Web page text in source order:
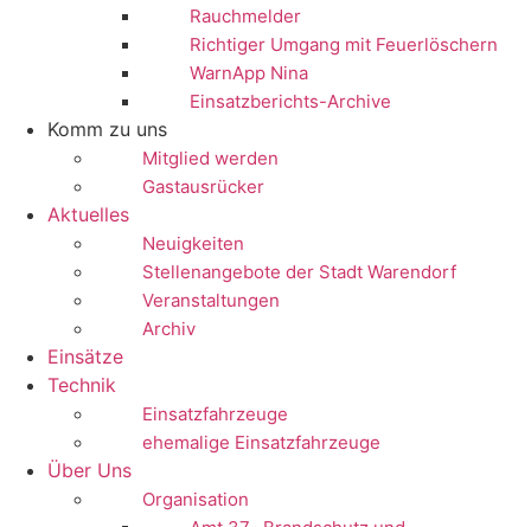
Rauchmelder
Richtiger Umgang mit Feuerlöschern
WarnApp Nina
Einsatzberichts-Archive
Komm zu uns
Mitglied werden
Gastausrücker
Aktuelles
Neuigkeiten
Stellenangebote der Stadt Warendorf
Veranstaltungen
Archiv
Einsätze
Technik
Einsatzfahrzeuge
ehemalige Einsatzfahrzeuge
Über Uns
Organisation